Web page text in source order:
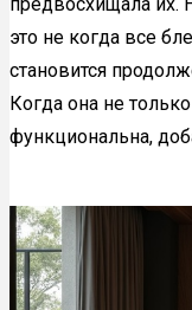
предвосхищала их.
это не когда все
становится
Когда она не
функциональна,